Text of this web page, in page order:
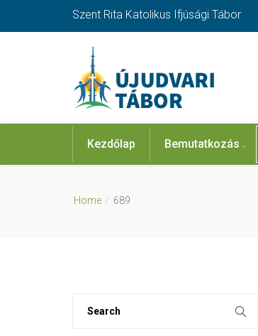
Szent Rita Katolikus Ifjúsági Tábor
Kezdőlap Bemutatkozás
Home 689